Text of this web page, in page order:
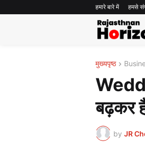
हमारे बारे में हमसे
मुख्यपृष्ठ
बढ़कर
by JR